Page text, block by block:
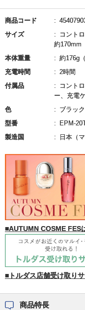
商品コード
サイズ
コント
約170mm
本体重量
約176g
充電時間
2時間
付属品
コント
ー、充電
色
ブラック
型番
EPM-
製造国
日本（
■AUTUMN COSME FES
■トルダス店舗受け取り
商品特長